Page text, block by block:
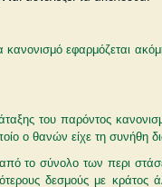
εφαρμόζεται
του παρόντος
ο θανών είχε τη συνήθη
το σύνολο των περι­
δεσμούς με κράτος